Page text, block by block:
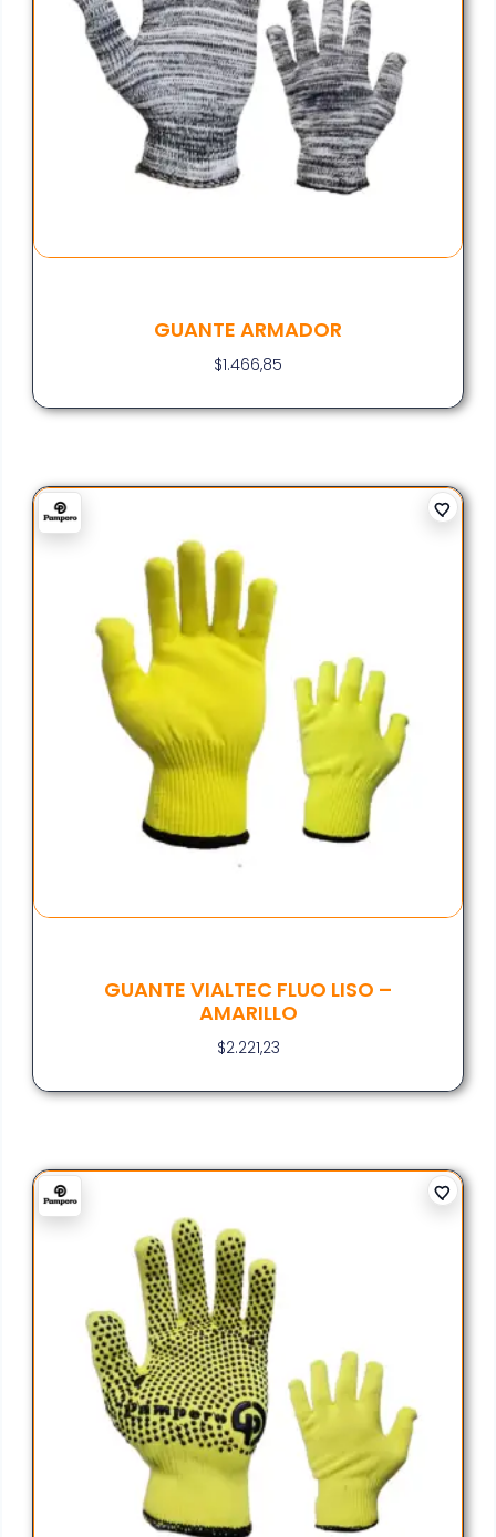
GUANTE ARMADOR
$1.466,85
GUANTE VIALTEC FLUO LISO –
AMARILLO
$2.221,23